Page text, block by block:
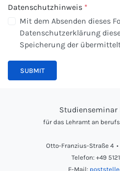
Datenschutzhinweis *
Mit dem Absenden dieses
Datenschutzerklärung
Speicherung der
SUBMIT
Studienseminar
für das Lehramt an
Otto-Franzius-Straße 4
Telefon: +49
E-Mail: